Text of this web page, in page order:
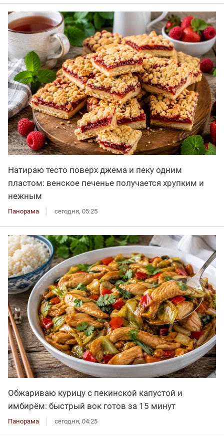
Натираю тесто поверх джема и пеку одним
пластом: венское печенье получается хрупким и
нежным
Панорама сегодня, 05:25
Обжариваю курицу с пекинской капустой и
имбирём: быстрый вок готов за 15 минут
Панорама сегодня, 04:25